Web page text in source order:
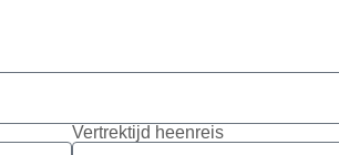
Vertrektijd heenreis